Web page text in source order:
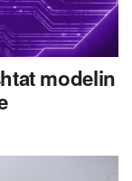
modelin